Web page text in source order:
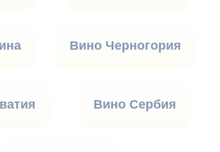
Вино Черногория
Вино Сербия